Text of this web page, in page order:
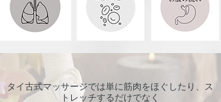
タイ古式マッサージでは単に筋肉をほぐしたり、ス
トレッチするだけでなく